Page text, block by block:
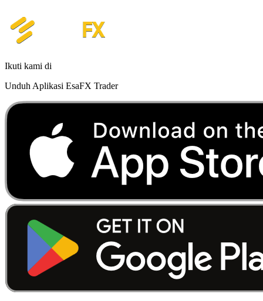
Ikuti kami di
Unduh Aplikasi EsaFX Trader